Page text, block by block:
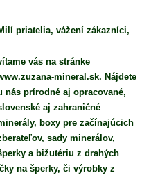
priatelia, vážení zákazníci,
vás na stránke
mineral.sk. Nájdete
nás prírodné aj opracované,
aj zahraničné
boxy pre začínajúcich
sady minerálov,
a bižutériu z drahých
na šperky, či výrobky z